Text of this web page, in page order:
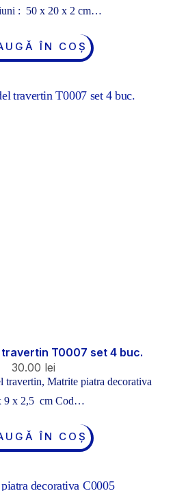
: 50 x 20 x 2 cm…
ÎN COȘ
T0007 set 4 buc.
30.00 lei
travertin, Matrite piatra decorativa
9 x 2,5 cm Cod…
ÎN COȘ